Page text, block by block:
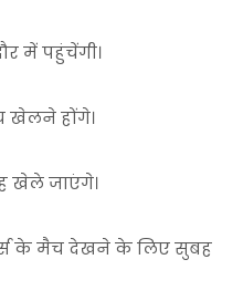
में पहुंचेंगी।
खेलने होंगे।
खेले जाएंगे।
के मैच देखने के लिए सुबह